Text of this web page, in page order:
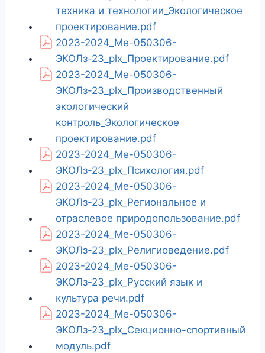
техника и технологии_Экологическое
проектирование.pdf
2023-2024_Ме-050306-
ЭКОЛз-23_plx_Проектирование.pdf
2023-2024_Ме-050306-
ЭКОЛз-23_plx_Производственный
экологический
контроль_Экологическое
проектирование.pdf
2023-2024_Ме-050306-
ЭКОЛз-23_plx_Психология.pdf
2023-2024_Ме-050306-
ЭКОЛз-23_plx_Региональное и
отраслевое природопользование.pdf
2023-2024_Ме-050306-
ЭКОЛз-23_plx_Религиоведение.pdf
2023-2024_Ме-050306-
ЭКОЛз-23_plx_Русский язык и
культура речи.pdf
2023-2024_Ме-050306-
ЭКОЛз-23_plx_Секционно-спортивный
модуль.pdf